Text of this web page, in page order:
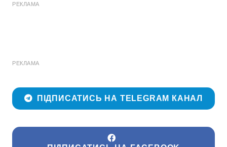
РЕКЛАМА
РЕКЛАМА
ПІДПИСАТИСЬ НА TELEGRAM КАНАЛ